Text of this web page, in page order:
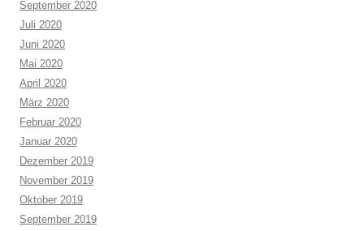
September 2020
Juli 2020
Juni 2020
Mai 2020
April 2020
März 2020
Februar 2020
Januar 2020
Dezember 2019
November 2019
Oktober 2019
September 2019